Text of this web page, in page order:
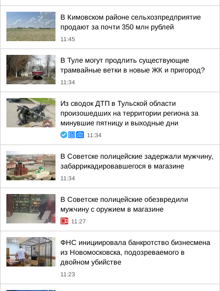
В Кимовском районе сельхозпредприятие
продают за почти 350 млн рублей
11:45
В Туле могут продлить существующие
трамвайные ветки в новые ЖК и пригород?
11:34
Из сводок ДТП в Тульской области
произошедших на территории региона за
минувшие пятницу и выходные дни
11:34
В Советске полицейские задержали мужчину,
забаррикадировавшегося в магазине
11:34
В Советске полицейские обезвредили
мужчину с оружием в магазине
11:27
ФНС инициировала банкротство бизнесмена
из Новомосковска, подозреваемого в
двойном убийстве
11:23